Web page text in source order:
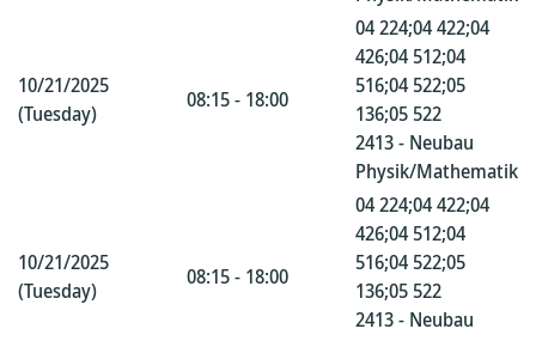
10/21/2025
(Tuesday)
08:15 - 18:00
04 224;04 422;04
426;04 512;04
516;04 522;05
136;05 522
2413 - Neubau
Physik/Mathematik
10/21/2025
(Tuesday)
08:15 - 18:00
04 224;04 422;04
426;04 512;04
516;04 522;05
136;05 522
2413 - Neubau